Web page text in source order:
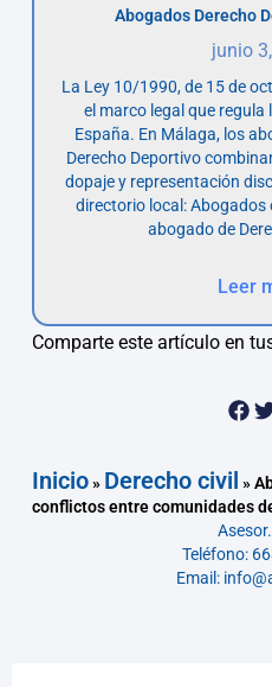
Abogados Derecho
junio
La Ley 10/1990, de 15 de
el marco legal que
España. En Málaga, los
Derecho Deportivo
dopaje y representación
directorio local: Abogados
abogado de
Leer
Comparte este artículo en
Inicio» Derecho civil »
conflictos entre comunidades
Teléfono:
Email: